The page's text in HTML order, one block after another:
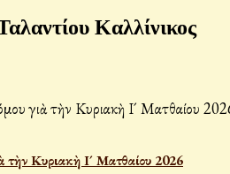
Καλλίνικος
τὴν Κυριακὴ Ι´ Ματθαίου 2026